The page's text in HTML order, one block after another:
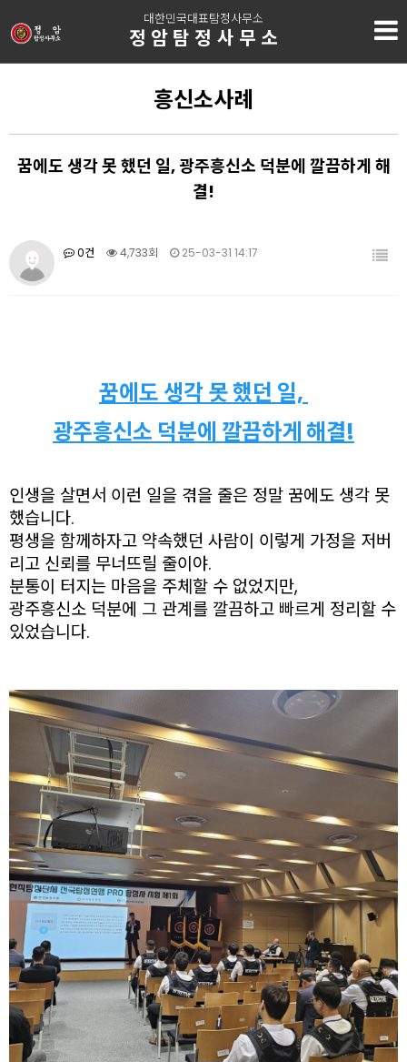
대한민국대표탐정사무소
정암탐정사무소
흥신소사례
꿈에도 생각 못 했던 일, 광주흥신소 덕분에 깔끔하게 해
결!
0건 4,733회 25-03-31 14:17
꿈에도 생각 못 했던 일,
광주흥신소 덕분에 깔끔하게 해결!
인생을 살면서 이런 일을 겪을 줄은 정말 꿈에도 생각 못
했습니다.
평생을 함께하자고 약속했던 사람이 이렇게 가정을 저버
리고 신뢰를 무너뜨릴 줄이야.
분통이 터지는 마음을 주체할 수 없었지만,
광주흥신소 덕분에 그 관계를 깔끔하고 빠르게 정리할 수
있었습니다.